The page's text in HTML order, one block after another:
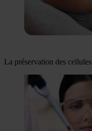
La préservation des